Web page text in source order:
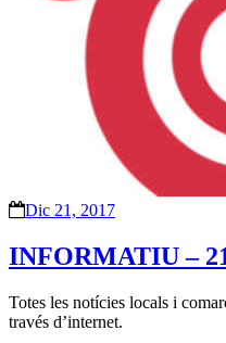
Dic 21, 2017
INFORMATIU –
Totes les notícies locals i
través d’internet.